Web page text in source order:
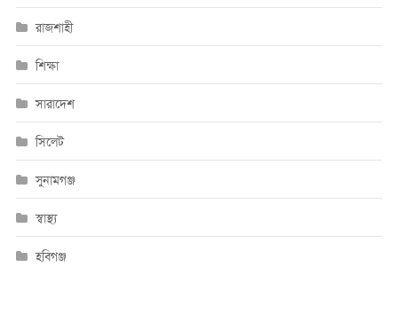
রাজশাহী
শিক্ষা
সারাদেশ
সিলেট
সুনামগঞ্জ
স্বাস্থ্য
হবিগঞ্জ